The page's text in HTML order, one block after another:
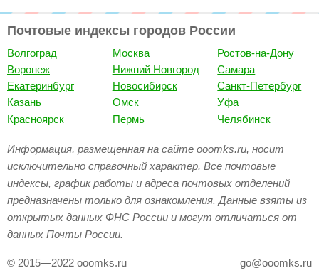
Почтовые индексы городов России
Волгоград
Воронеж
Екатеринбург
Казань
Красноярск
Москва
Нижний Новгород
Новосибирск
Омск
Пермь
Ростов-на-Дону
Самара
Санкт-Петербург
Уфа
Челябинск
Информация, размещенная на сайте ooomks.ru, носит
исключительно справочный характер. Все почтовые
индексы, график работы и адреса почтовых отделений
предназначены только для ознакомления. Данные взяты из
открытых данных ФНС России и могут отличаться от
данных Почты России.
© 2015—2022 ooomks.ru go@ooomks.ru